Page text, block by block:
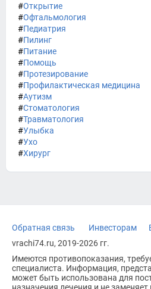
#Открытие
#Офтальмология
#Педиатрия
#Пилинг
#Питание
#Помощь
#Протезирование
#Профилактическая медицина
#Аутизм
#Стоматология
#Травматология
#Улыбка
#Ухо
#Хирург
Обратная связь Инвесторам
vrachi74.ru, 2019-2026 гг.
Имеются противопоказания,
специалиста. Информация,
может быть использована для